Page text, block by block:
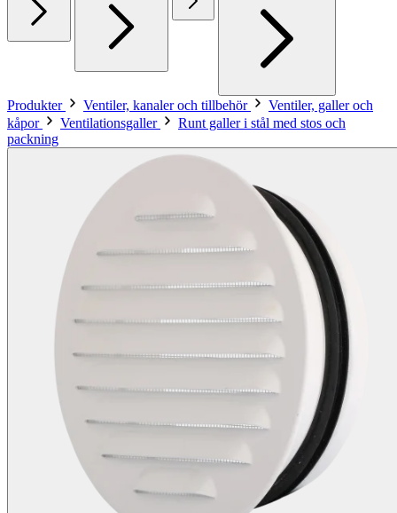
Produkter Ventiler, kanaler och tillbehör
Ventiler, galler och
kåpor
Ventilationsgaller
Runt galler i stål med stos och
packning